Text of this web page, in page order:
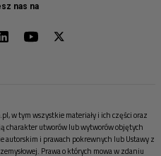
nas na
w tym wszystkie materiały i ich części oraz
charakter utworów lub wytworów objętych
autorskim i prawach pokrewnych lub Ustawy z
Prawa o których mowa w zdaniu